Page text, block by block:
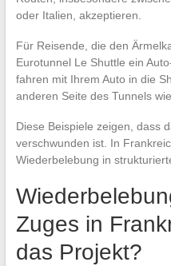
oder Italien, akzeptieren.
Für Reisende, die den
Eurotunnel Le Shuttle ein
fahren mit Ihrem Auto in die
anderen Seite des Tunnels
Diese Beispiele zeigen, dass
verschwunden ist. In
Wiederbelebung in
Zuges in
das Projekt?